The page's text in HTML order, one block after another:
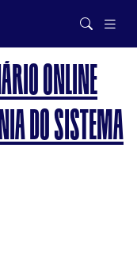
ONLINE
DO SISTEMA